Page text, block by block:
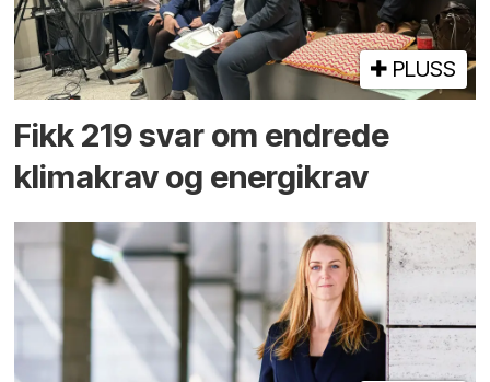
PLUSS
Fikk 219 svar om endrede
klimakrav og energikrav